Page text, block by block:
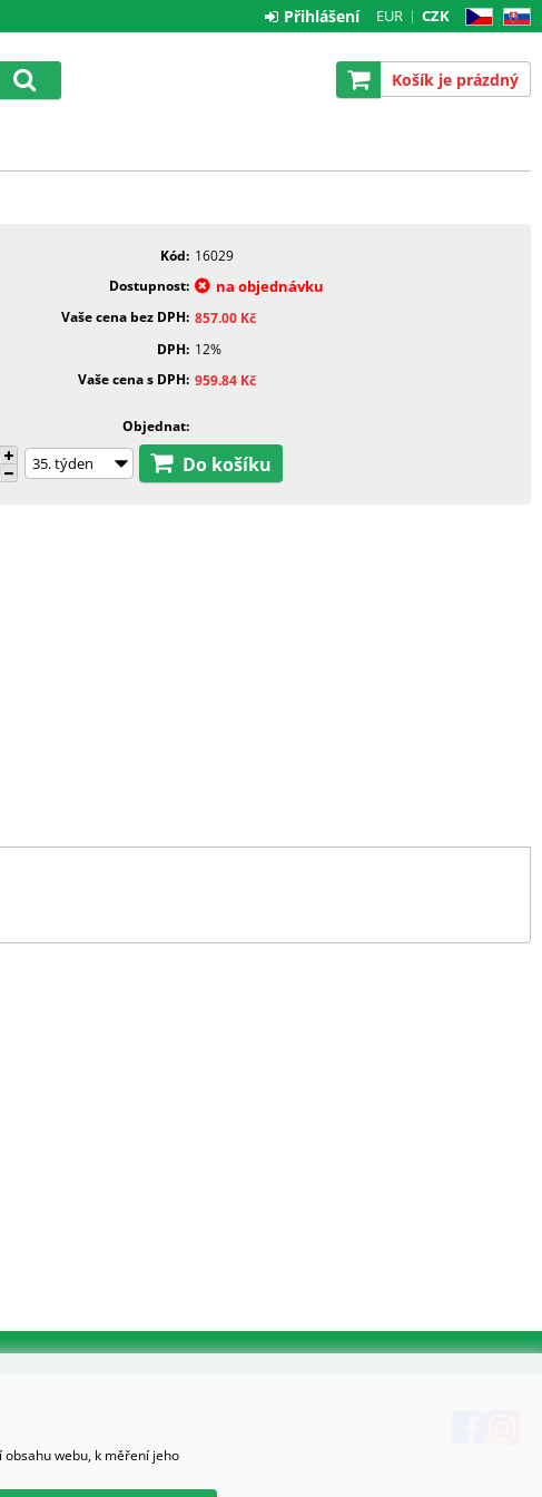
CZ SK
EUR CZK
Přihlášení
Košík je prázdný
Kód 16029
Dostupnost
na objednávku
Vaše cena bez DPH 857.00 Kč
DPH 12%
Vaše cena s DPH 959.84 Kč
Objednat
Do košíku
obsahu webu, k měření jeho